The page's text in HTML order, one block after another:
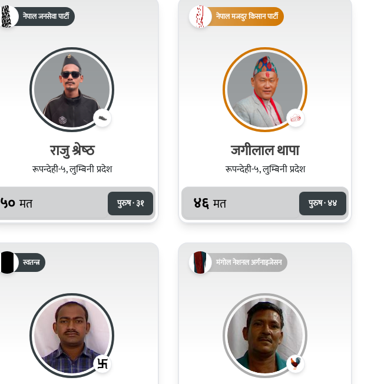
नेपाल जनसेवा पार्टी
राजु श्रेष्‍ठ
रूपन्देही-५, लुम्बिनी प्रदेश
५० मत पुरुष · ३१
नेपाल मजदुर किसान पार्टी
जगीलाल थापा
रूपन्देही-५, लुम्बिनी प्रदेश
४६ मत पुरुष · ४४
स्वतन्त्र मंगोल नेशनल अर्गनाइजेसन